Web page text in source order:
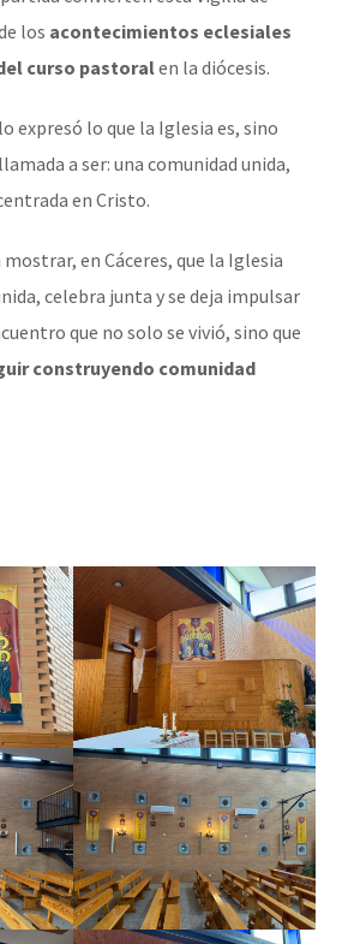
los acontecimientos eclesiales
curso pastoralen la diócesis.
expresó lo que la Iglesia es, sino
a ser: una comunidad unida,
en Cristo.
en Cáceres, que la Iglesia
celebra junta y se deja impulsar
que no solo se vivió, sino que
construyendo comunidad